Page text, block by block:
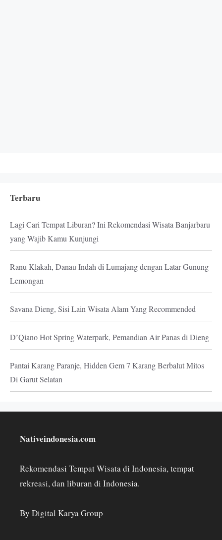
Terbaru
Lagi Cari Tempat Liburan? Ini Rekomendasi Wisata Banjarbaru
yang Wajib Kamu Kunjungi
Ranu Klakah, Danau Indah di Lumajang dengan Latar Gunung
Lemongan
Savana Dieng, Sisi Lain Wisata Alam Yang Recommended
D’Qiano Hot Spring Waterpark, Pemandian Air Panas di Dieng
Pantai Karang Paranje, Hidden Gem 7 Karang Berbalut Mitos
Di Garut Selatan
Nativeindonesia.com
Rekomendasi Tempat Wisata di Indonesia, tempat
rekreasi, dan liburan di Indonesia.
By Digital Karya Group